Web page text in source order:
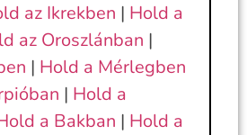
az Ikrekben | Hold a
az Oroszlánban |
| Hold a Mérlegben
| Hold a
a Bakban | Hold a